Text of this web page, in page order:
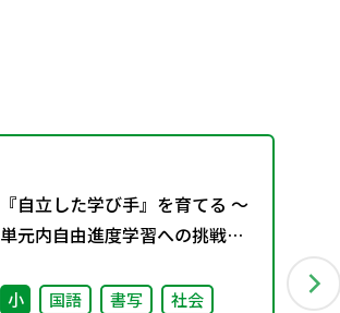
『自立した学び手』を育てる ～
単元内自由進度学習への挑戦
小 国語 書写
社会